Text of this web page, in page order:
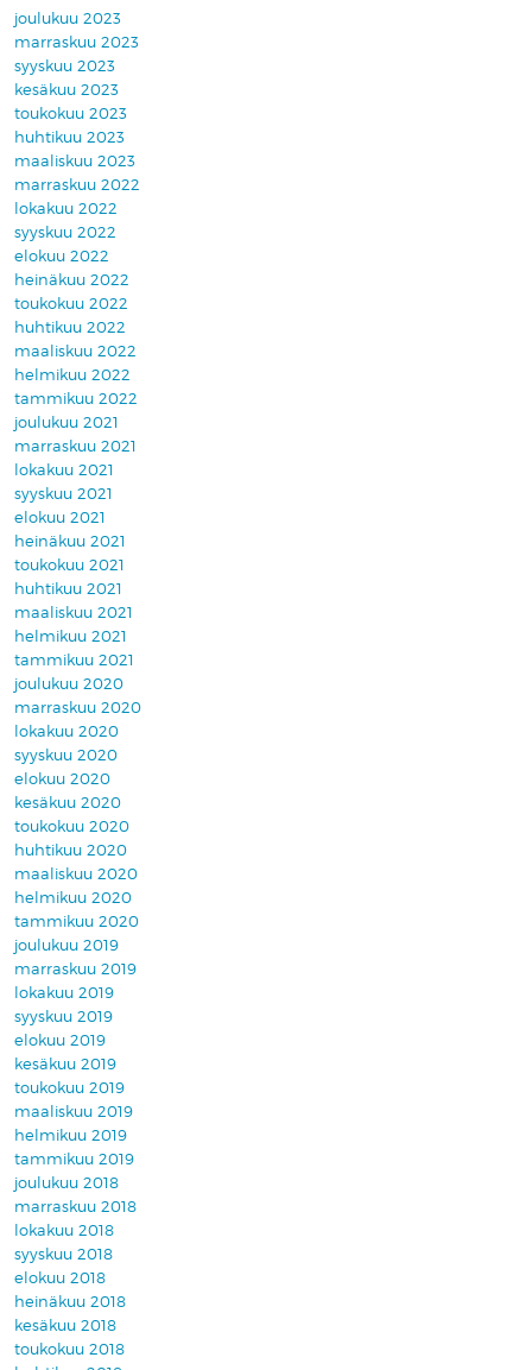
joulukuu 2023
marraskuu 2023
syyskuu 2023
kesäkuu 2023
toukokuu 2023
huhtikuu 2023
maaliskuu 2023
marraskuu 2022
lokakuu 2022
syyskuu 2022
elokuu 2022
heinäkuu 2022
toukokuu 2022
huhtikuu 2022
maaliskuu 2022
helmikuu 2022
tammikuu 2022
joulukuu 2021
marraskuu 2021
lokakuu 2021
syyskuu 2021
elokuu 2021
heinäkuu 2021
toukokuu 2021
huhtikuu 2021
maaliskuu 2021
helmikuu 2021
tammikuu 2021
joulukuu 2020
marraskuu 2020
lokakuu 2020
syyskuu 2020
elokuu 2020
kesäkuu 2020
toukokuu 2020
huhtikuu 2020
maaliskuu 2020
helmikuu 2020
tammikuu 2020
joulukuu 2019
marraskuu 2019
lokakuu 2019
syyskuu 2019
elokuu 2019
kesäkuu 2019
toukokuu 2019
maaliskuu 2019
helmikuu 2019
tammikuu 2019
joulukuu 2018
marraskuu 2018
lokakuu 2018
syyskuu 2018
elokuu 2018
heinäkuu 2018
kesäkuu 2018
toukokuu 2018